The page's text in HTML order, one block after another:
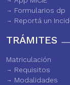
Formularios dp
Reportá un
TRÁMITES
Matriculación
Requisitos
Modalidades